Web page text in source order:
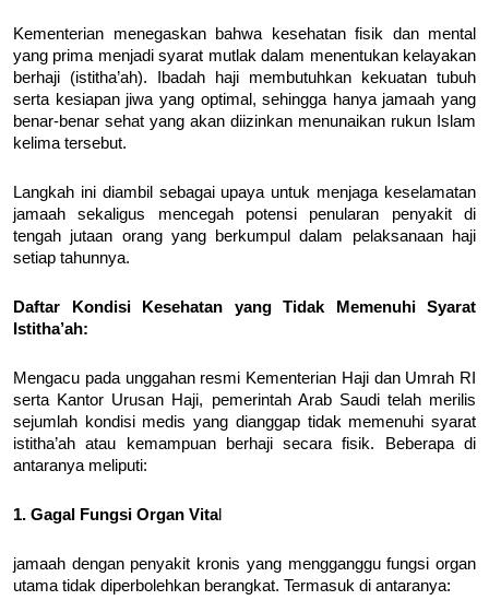
Kementerian menegaskan bahwa kesehatan fisik dan mental
yang prima menjadi syarat mutlak dalam menentukan kelayakan
berhaji (istitha’ah). Ibadah haji membutuhkan kekuatan tubuh
serta kesiapan jiwa yang optimal, sehingga hanya jamaah yang
benar-benar sehat yang akan diizinkan menunaikan rukun Islam
kelima tersebut.
Langkah ini diambil sebagai upaya untuk menjaga keselamatan
jamaah sekaligus mencegah potensi penularan penyakit di
tengah jutaan orang yang berkumpul dalam pelaksanaan haji
setiap tahunnya.
Daftar Kondisi Kesehatan yang Tidak Memenuhi Syarat
Istitha’ah:
Mengacu pada unggahan resmi Kementerian Haji dan Umrah RI
serta Kantor Urusan Haji, pemerintah Arab Saudi telah merilis
sejumlah kondisi medis yang dianggap tidak memenuhi syarat
istitha’ah atau kemampuan berhaji secara fisik. Beberapa di
antaranya meliputi:
1. Gagal Fungsi Organ Vital
jamaah dengan penyakit kronis yang mengganggu fungsi organ
utama tidak diperbolehkan berangkat. Termasuk di antaranya: